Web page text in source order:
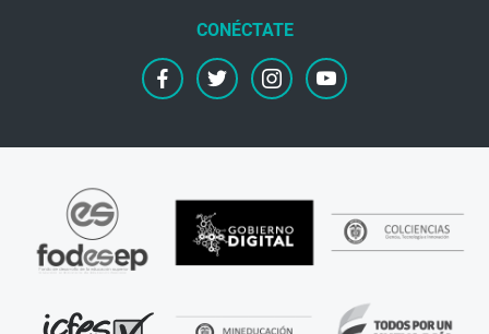
facebooktwitter instagramyoutube